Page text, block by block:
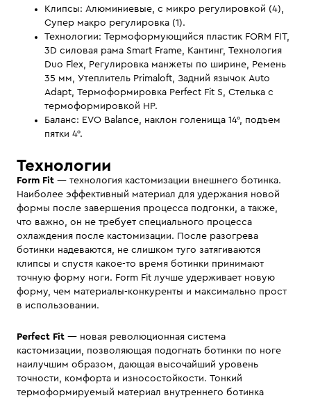
Клипсы: Алюминиевые, с микро регулировкой (4),
Супер макро регулировка (1).
Технологии: Термоформующийся пластик FORM FIT,
3D силовая рама Smart Frame, Кантинг, Технология
Duo Flex, Регулировка манжеты по ширине, Ремень
35 мм, Утеплитель Primaloft, Задний язычок Auto
Adapt, Термоформировка Perfect Fit S, Стелька с
термоформировкой HP.
Баланс: EVO Balance, наклон голенища 14°, подъем
пятки 4°.
Технологии
Form Fit — технология кастомизации внешнего ботинка.
Наиболее эффективный материал для удержания новой
формы после завершения процесса подгонки, а также,
что важно, он не требует специального процесса
охлаждения после кастомизации. После разогрева
ботинки надеваются, не слишком туго затягиваются
клипсы и спустя какое-то время ботинки принимают
точную форму ноги. Form Fit лучше удерживает новую
форму, чем материалы-конкуренты и максимально прост
в использовании.
Perfect Fit — новая революционная система
кастомизации, позволяющая подогнать ботинки по ноге
наилучшим образом, дающая высочайший уровень
точности, комфорта и износостойкости. Тонкий
термоформируемый материал внутреннего ботинка